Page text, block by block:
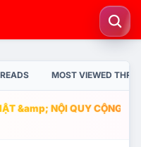
MOST VIEWED
&amp; NỘI QUY CỘNG